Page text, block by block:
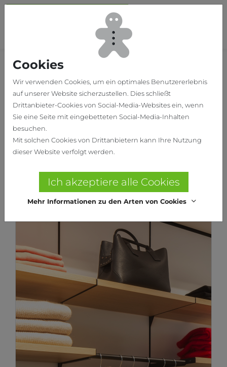
Home Unsere Projekte
Cookies
Wir verwenden Cookies, um ein optimales Benutzererlebnis
auf unserer Website sicherzustellen. Dies schließt
Drittanbieter-Cookies von Social-Media-Websites ein, wenn
Sie eine Seite mit eingebetteten Social-Media-Inhalten
besuchen.
Mit solchen Cookies von Drittanbietern kann Ihre Nutzung
dieser Website verfolgt werden.
Ich akzeptiere alle Cookies
Mehr Informationen zu den Arten von Cookies